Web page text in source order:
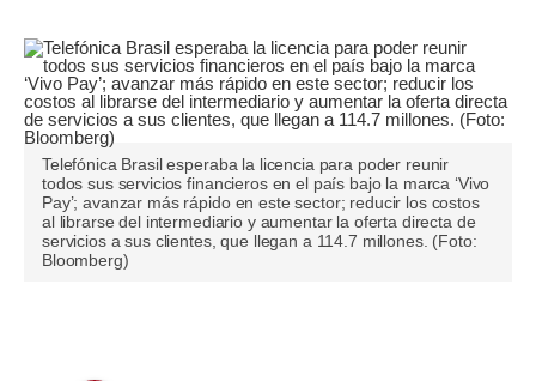
Blogs
Tendencias
Lujo
Viajes
Moda
Telefónica Brasil esperaba la licencia para poder reunir
todos sus servicios financieros en el país bajo la marca ‘Vivo
Pay’; avanzar más rápido en este sector; reducir los costos
al librarse del intermediario y aumentar la oferta directa de
servicios a sus clientes, que llegan a 114.7 millones. (Foto:
Bloomberg)